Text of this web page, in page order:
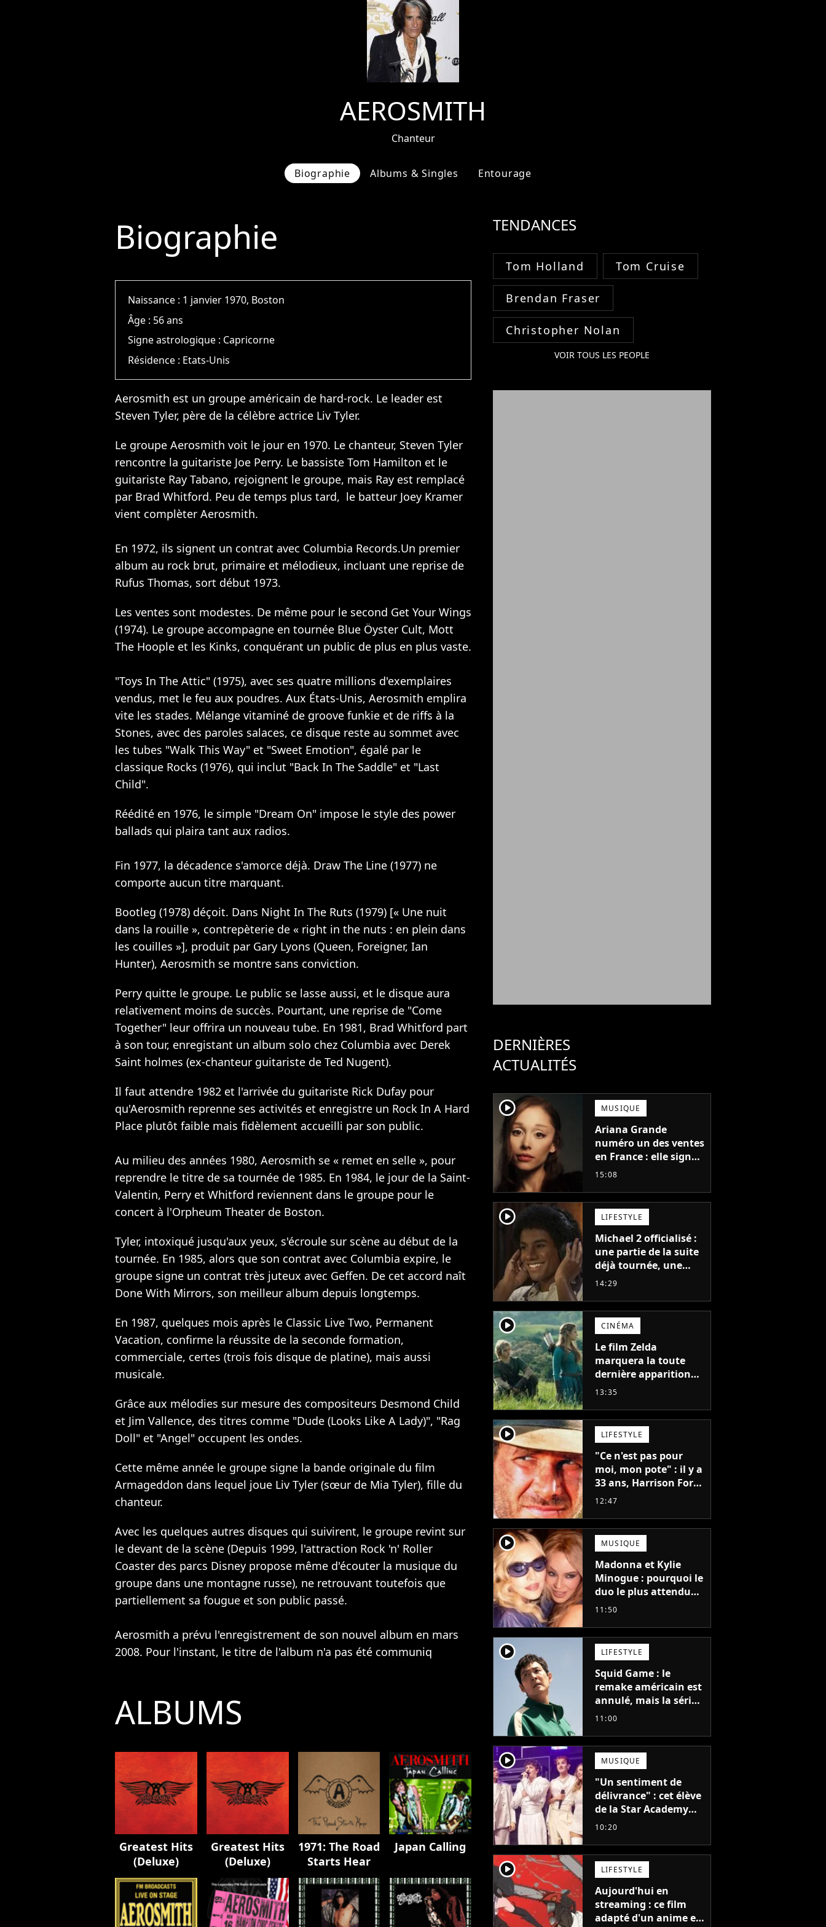
AEROSMITH
Chanteur
Biographie Albums & Singles Entourage
Biographie
Naissance : 1 janvier 1970, Boston
Âge : 56 ans
Signe astrologique : Capricorne
Résidence : Etats-Unis
Aerosmith est un groupe américain de hard-rock. Le leader est
Steven Tyler, père de la célèbre actrice Liv Tyler.
Le groupe Aerosmith voit le jour en 1970. Le chanteur, Steven Tyler
rencontre la guitariste Joe Perry. Le bassiste Tom Hamilton et le
guitariste Ray Tabano, rejoignent le groupe, mais Ray est remplacé
par Brad Whitford. Peu de temps plus tard, le batteur Joey Kramer
vient complèter Aerosmith.
En 1972, ils signent un contrat avec Columbia Records.Un premier
album au rock brut, primaire et mélodieux, incluant une reprise de
Rufus Thomas, sort début 1973.
Les ventes sont modestes. De même pour le second Get Your Wings
(1974). Le groupe accompagne en tournée Blue Öyster Cult, Mott
The Hoople et les Kinks, conquérant un public de plus en plus vaste.
"Toys In The Attic" (1975), avec ses quatre millions d'exemplaires
vendus, met le feu aux poudres. Aux États-Unis, Aerosmith emplira
vite les stades. Mélange vitaminé de groove funkie et de riffs à la
Stones, avec des paroles salaces, ce disque reste au sommet avec
les tubes "Walk This Way" et "Sweet Emotion", égalé par le
classique Rocks (1976), qui inclut "Back In The Saddle" et "Last
Child".
Réédité en 1976, le simple "Dream On" impose le style des power
ballads qui plaira tant aux radios.
Fin 1977, la décadence s'amorce déjà. Draw The Line (1977) ne
comporte aucun titre marquant.
Bootleg (1978) déçoit. Dans Night In The Ruts (1979) [« Une nuit
dans la rouille », contrepèterie de « right in the nuts : en plein dans
les couilles »], produit par Gary Lyons (Queen, Foreigner, Ian
Hunter), Aerosmith se montre sans conviction.
Perry quitte le groupe. Le public se lasse aussi, et le disque aura
relativement moins de succès. Pourtant, une reprise de "Come
Together" leur offrira un nouveau tube. En 1981, Brad Whitford part
à son tour, enregistant un album solo chez Columbia avec Derek
Saint holmes (ex-chanteur guitariste de Ted Nugent).
Il faut attendre 1982 et l'arrivée du guitariste Rick Dufay pour
qu'Aerosmith reprenne ses activités et enregistre un Rock In A Hard
Place plutôt faible mais fidèlement accueilli par son public.
Au milieu des années 1980, Aerosmith se « remet en selle », pour
reprendre le titre de sa tournée de 1985. En 1984, le jour de la Saint-
Valentin, Perry et Whitford reviennent dans le groupe pour le
concert à l'Orpheum Theater de Boston.
Tyler, intoxiqué jusqu'aux yeux, s'écroule sur scène au début de la
tournée. En 1985, alors que son contrat avec Columbia expire, le
groupe signe un contrat très juteux avec Geffen. De cet accord naît
Done With Mirrors, son meilleur album depuis longtemps.
En 1987, quelques mois après le Classic Live Two, Permanent
Vacation, confirme la réussite de la seconde formation,
commerciale, certes (trois fois disque de platine), mais aussi
musicale.
Grâce aux mélodies sur mesure des compositeurs Desmond Child
et Jim Vallence, des titres comme "Dude (Looks Like A Lady)", "Rag
Doll" et "Angel" occupent les ondes.
Cette même année le groupe signe la bande originale du film
Armageddon dans lequel joue Liv Tyler (sœur de Mia Tyler), fille du
chanteur.
Avec les quelques autres disques qui suivirent, le groupe revint sur
le devant de la scène (Depuis 1999, l'attraction Rock 'n' Roller
Coaster des parcs Disney propose même d'écouter la musique du
groupe dans une montagne russe), ne retrouvant toutefois que
partiellement sa fougue et son public passé.
Aerosmith a prévu l'enregistrement de son nouvel album en mars
2008. Pour l'instant, le titre de l'album n'a pas été communiq
ALBUMS
Greatest Hits
(Deluxe)
Greatest Hits
(Deluxe)
1971: The Road
Starts Hear
Japan Calling
TENDANCES
Tom Holland Tom Cruise
Brendan Fraser
Christopher Nolan
VOIR TOUS LES PEOPLE
DERNIÈRES
ACTUALITÉS
player2 MUSIQUE
Ariana Grande
numéro un des ventes
en France : elle signe
le meilleur démarrage
son album Petal
15:08
player2 LIFESTYLE
Michael 2 officialisé :
une partie de la suite
déjà tournée, une
sortie possible en
14:29
player2 CINÉMA
Le film Zelda
marquera la toute
dernière apparition
de cet acteur
disparu trop tôt
13:35
player2 LIFESTYLE
"Ce n'est pas pour
moi, mon pote" : il y a
33 ans, Harrison Ford
refusait l'un des plus
les temps
12:47
player2 MUSIQUE
Madonna et Kylie
Minogue : pourquoi le
duo le plus attendu
de la pop a mis 25 ans
11:50
player2 LIFESTYLE
Squid Game : le
remake américain est
annulé, mais la série
la plus vue sur Netflix
version française
11:00
player2 MUSIQUE
"Un sentiment de
délivrance" : cet élève
de la Star Academy
balance après la fin
10:20
player2 LIFESTYLE
Aujourd'hui en
streaming : ce film
adapté d'un anime et